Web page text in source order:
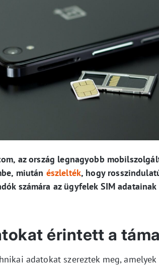
az ország legnagyobb
miután észlelték, hogy
számára az ügyfelek SIM adatainak
érintett a
adatokat szereztek meg,